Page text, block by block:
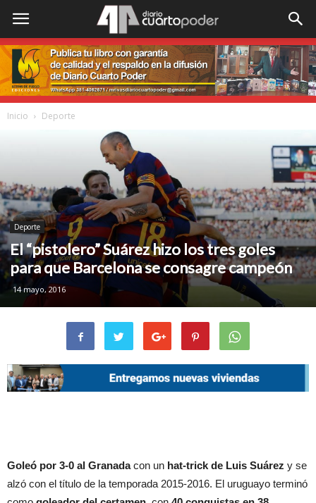
Inicio Deporte
Deporte
El “pistolero” Suárez hizo los tres goles
para que Barcelona se consagre campeón
14 mayo, 2016
Goleó por 3-0 al Granadacon un hat-trick de Luis Suárez y se
alzó con el título de la temporada 2015-2016. El uruguayo terminó